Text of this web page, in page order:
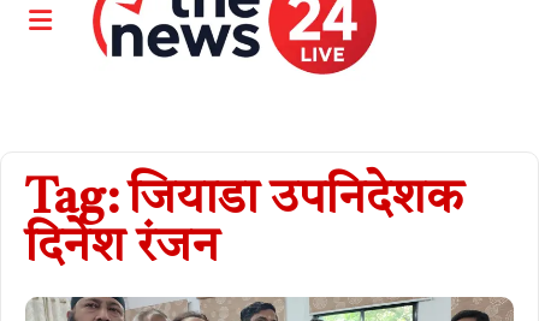
Tag: जियाडा उपनिदेशक
दिनेश रंजन